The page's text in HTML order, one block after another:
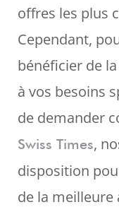
offres les plus
Cependant,
bénéficier de
à vos besoins
de demander
Swiss Times,
disposition
de la meilleure